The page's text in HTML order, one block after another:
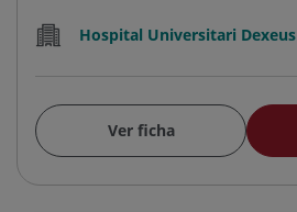
Hospital Universitari Dexeus
Ver ficha